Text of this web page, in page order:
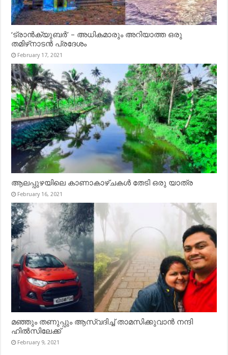
‘ട്രാൻക്യുബർ’ – അധികമാരും അറിയാത്ത ഒരു
തമിഴ്‌നാടൻ പ്രദേശം
February 17, 2021
ആലപ്പുഴയിലെ കാണാകാഴ്ചകൾ തേടി ഒരു യാത്ര
February 16, 2021
മഞ്ഞും തണുപ്പും ആസ്വദിച്ച് താമസിക്കുവാൻ നന്ദി
ഹിൽസിലേക്ക്
February 9, 2021